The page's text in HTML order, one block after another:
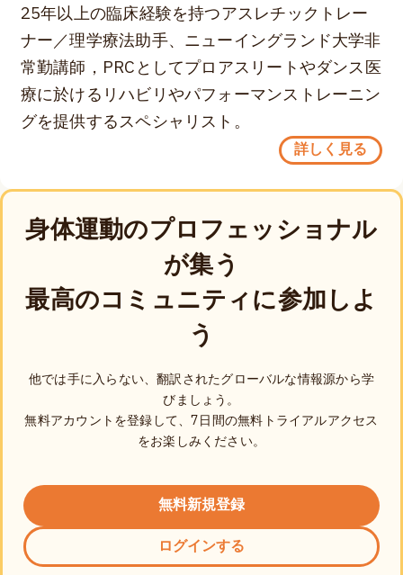
25年以上の臨床経験を持つアスレチックトレー
ナー／理学療法助手、ニューイングランド大学非
常勤講師，PRCとしてプロアスリートやダンス医
療に於けるリハビリやパフォーマンストレーニン
グを提供するスペシャリスト。
詳しく見る
身体運動のプロフェッショナル
が集う
最高のコミュニティに参加しよ
う
他では手に入らない、翻訳されたグローバルな情報源から学
びましょう。
無料アカウントを登録して、7日間の無料トライアルアクセス
をお楽しみください。
無料新規登録
ログインする